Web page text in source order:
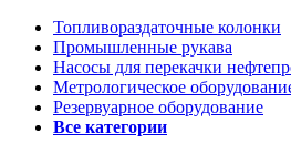
Топливораздаточные колонки
Промышленные рукава
Насосы для перекачки
Метрологическое
Резервуарное оборудование
Все категории